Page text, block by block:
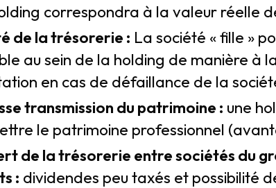
correspondra à la valeur réelle
de la trésorerie : La société « fille »
au sein de la holding de manière à
en cas de défaillance de la
transmission du patrimoine : une
le patrimoine professionnel
de la trésorerie entre sociétés du
: dividendes peu taxés et possibilité